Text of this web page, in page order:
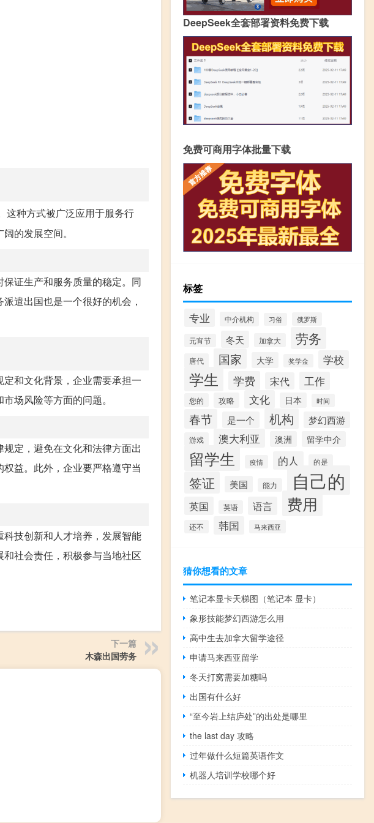
这种方式被广泛应用于服务行
的发展空间。
证生产和服务质量的稳定。同
遣出国也是一个很好的机会，
和文化背景，企业需要承担一
场风险等方面的问题。
定，避免在文化和法律方面出
益。此外，企业要严格遵守当
技创新和人才培养，发展智能
社会责任，积极参与当地社区
下一篇
木森出国劳务
DeepSeek全套部署资料免费下载
免费可商用字体批量下载
标签
专业 中介机构 习俗 俄罗斯
元宵节 冬天 加拿大 劳务
唐代 国家 大学 奖学金 学校
学生 学费 宋代 工作
您的 攻略 文化 日本 时间
春节 是一个 机构 梦幻西游
游戏 澳大利亚 澳洲 留学中介
留学生 疫情 的人 的是
签证 美国 能力 自己的
英国 英语 语言 费用
还不 韩国 马来西亚
猜你想看的文章
笔记本显卡天梯图（笔记本 显卡）
象形技能梦幻西游怎么用
高中生去加拿大留学途径
申请马来西亚留学
冬天打窝需要加糖吗
出国有什么好
“至今岩上结庐处”的出处是哪里
the last day 攻略
过年做什么短篇英语作文
机器人培训学校哪个好